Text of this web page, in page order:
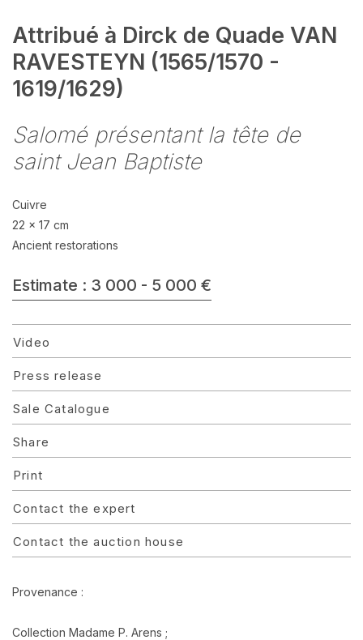
Attribué à Dirck de Quade VAN
RAVESTEYN (1565/1570 -
1619/1629)
Salomé présentant la tête de
saint Jean Baptiste
Cuivre
22 x 17 cm
Ancient restorations
Estimate : 3 000 - 5 000 €
Video
Press release
Sale Catalogue
Share
Print
Contact the expert
Contact the auction house
Provenance :
Collection Madame P. Arens ;